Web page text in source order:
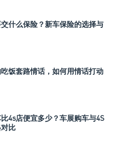
什么保险？新车保险的选择与
饭套路情话，如何用情话打动
4s店便宜多少？车展购车与4S
比